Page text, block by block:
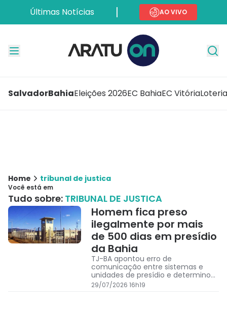
Últimas Notícias AO VIVO
SalvadorBahiaEleições 2026EC BahiaEC Vitória
Home tribunal de justica
Você está em
Tudo sobre: TRIBUNAL DE JUSTICA
Homem fica preso
ilegalmente por mais
de 500 dias em presídio
da Bahia
TJ-BA apontou erro de
comunicação entre sistemas e
unidades de presídio e determinou
que a Seap preste esclarecimentos
sobre o caso
29/07/2026 16h19